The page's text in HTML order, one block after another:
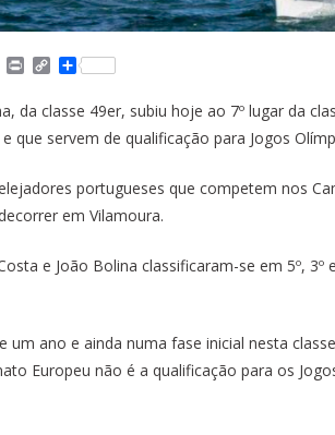
E
m
P
i
n
t
C
o
p
y
L
i
k
S
h
r
e
da classe 49er, subiu hoje ao 7º lugar da
que servem de qualificação para Jogos
portugueses que competem nos
em Vilamoura.
e João Bolina classificaram-se em 5º, 3º
um ano e ainda numa fase inicial nesta
Europeu não é a qualificação para os